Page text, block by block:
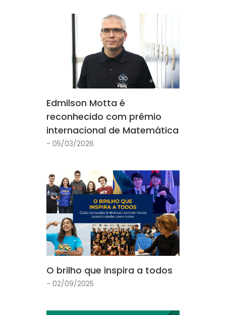
Edmilson Motta é
reconhecido com prêmio
internacional de Matemática
- 05/03/2026
O brilho que inspira a todos
- 02/09/2025